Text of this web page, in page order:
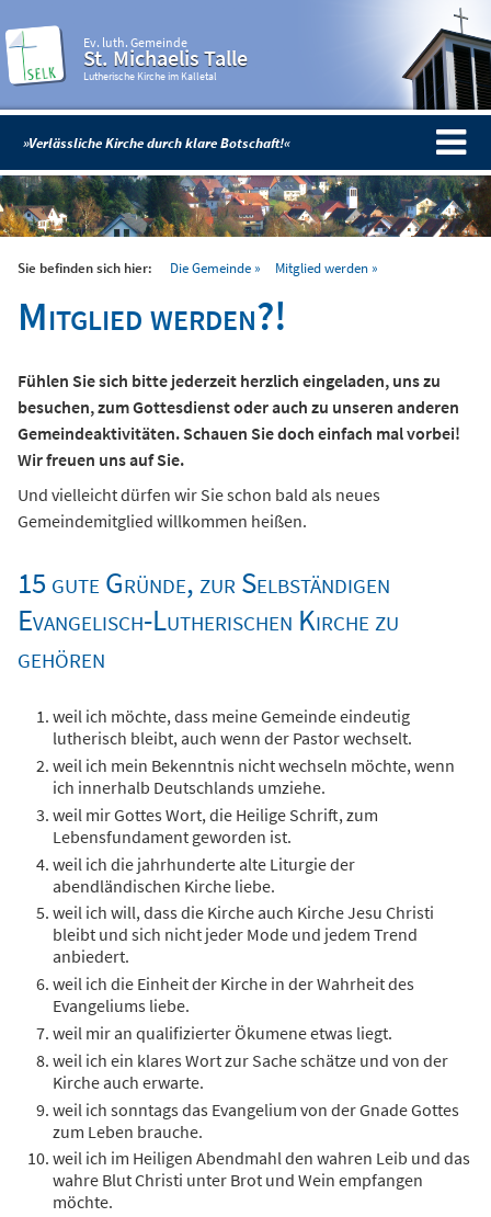
Ev. luth. Gemeinde
St. Michaelis Talle
Lutherische Kirche im Kalletal
»Verlässliche Kirche durch klare Botschaft!«
Sie befinden sich hier: Die Gemeinde Mitglied werden
Mitglied werden?!
Fühlen Sie sich bitte jederzeit herzlich eingeladen, uns zu
besuchen, zum Gottesdienst oder auch zu unseren anderen
Gemeindeaktivitäten. Schauen Sie doch einfach mal vorbei!
Wir freuen uns auf Sie.
Und vielleicht dürfen wir Sie schon bald als neues
Gemeindemitglied willkommen heißen.
15 gute Gründe, zur Selbständigen
Evangelisch-Lutherischen Kirche zu
gehören
weil ich möchte, dass meine Gemeinde eindeutig
lutherisch bleibt, auch wenn der Pastor wechselt.
weil ich mein Bekenntnis nicht wechseln möchte, wenn
ich innerhalb Deutschlands umziehe.
weil mir Gottes Wort, die Heilige Schrift, zum
Lebensfundament geworden ist.
weil ich die jahrhunderte alte Liturgie der
abendländischen Kirche liebe.
weil ich will, dass die Kirche auch Kirche Jesu Christi
bleibt und sich nicht jeder Mode und jedem Trend
anbiedert.
weil ich die Einheit der Kirche in der Wahrheit des
Evangeliums liebe.
weil mir an qualifizierter Ökumene etwas liegt.
weil ich ein klares Wort zur Sache schätze und von der
Kirche auch erwarte.
weil ich sonntags das Evangelium von der Gnade Gottes
zum Leben brauche.
weil ich im Heiligen Abendmahl den wahren Leib und das
wahre Blut Christi unter Brot und Wein empfangen
möchte.